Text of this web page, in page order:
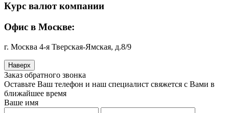
Курс валют компании
Офис в Москве:
г. Москва 4-я Тверская-Ямская, д.8/9
Наверх
Заказ обратного звонка
Оставьте Ваш телефон и наш специалист свяжется с Вами в
ближайшее время
Ваше имя